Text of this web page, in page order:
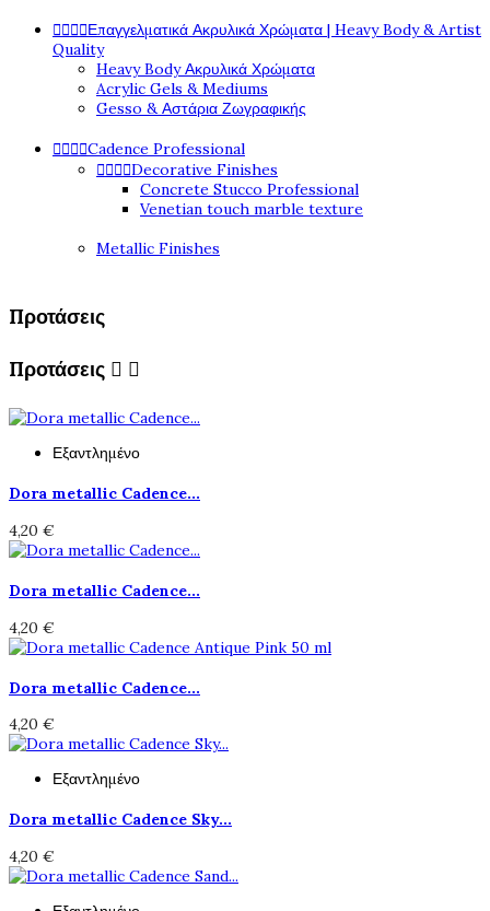
Επαγγελματικά Ακρυλικά Χρώματα | Heavy Body & Artist
Quality
Heavy Body Ακρυλικά Χρώματα
Acrylic Gels & Mediums
Gesso & Αστάρια Ζωγραφικής
Cadence Professional
Decorative Finishes
Concrete Stucco Professional
Venetian touch marble texture
Metallic Finishes
Προτάσεις
Προτάσεις  
Εξαντλημένο
Dora metallic Cadence...
4,20 €
Dora metallic Cadence...
4,20 €
Dora metallic Cadence...
4,20 €
Εξαντλημένο
Dora metallic Cadence Sky...
4,20 €